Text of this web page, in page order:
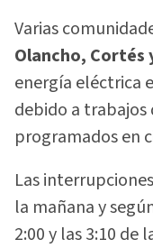
Varias
Olancho, Cortés
energía eléctrica
debido a
programados en
Las
la mañana y
2:00 y las 3:10 de